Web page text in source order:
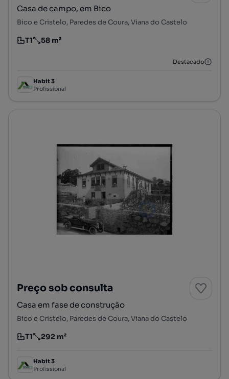
Casa de campo, em Bico
Bico e Cristelo, Paredes de Coura, Viana do Castelo
Tipologia
T1
Preço por metro quadrado
58 m²
Destacado
Habit 3
Profissional
Preço sob consulta
Casa em fase de construção
Bico e Cristelo, Paredes de Coura, Viana do Castelo
Tipologia
T1
Preço por metro quadrado
292 m²
Habit 3
Profissional